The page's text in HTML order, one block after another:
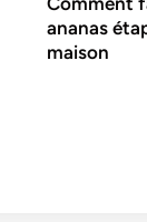
ananas
maison